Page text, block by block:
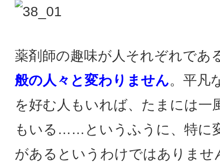
薬剤師の趣味が人それぞれであ
般の人々と変わりません。平凡
を好む人もいれば、たまには一
もいる……というふうに、特に
があるというわけではありませ